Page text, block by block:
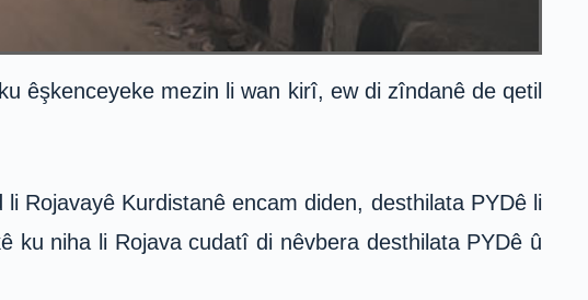
êşkenceyeke mezin li wan kirî, ew di zîndanê de qetil
Rojavayê Kurdistanê encam diden, desthilata PYDê li
ku niha li Rojava cudatî di nêvbera desthilata PYDê û